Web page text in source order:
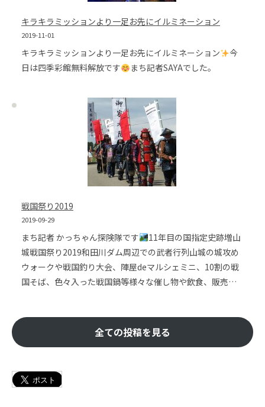
キラキラミッションより一足お先にイルミネーション
2019-11-01
キラキラミッションより一足お先にイルミネーション
今
日は四季彩館無料解放です
まち記者SAYAでした。
戦国祭り2019
2019-09-29
まち記者 かっちゃん探険隊です
11年目の国指定史跡増山
城戦国祭り2019和田川ダム周辺での武者行列山城の城攻め
ウォークや戦国釣り大会、陣屋deマルシェミニ、10割の戦
国そば、色々入った戦国鍋等様々な催し物や飲食、販売…
全ての投稿を見る